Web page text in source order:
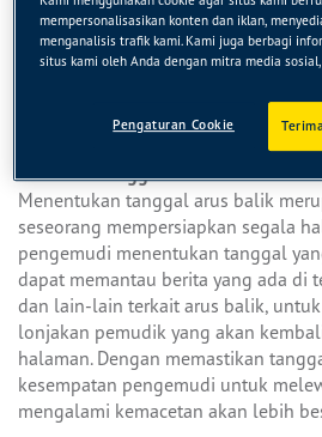
perjalanan. Ada beberapa makanan
meningkatkan dan menjaga
membuat konsentrasi otak tetap
daftar makanan yang dapat Anda
Tentukan Tanggal Arus Balik
Menentukan tanggal arus balik
seseorang mempersiapkan segala
pengemudi menentukan tanggal
dapat memantau berita yang ada di
dan lain-lain terkait arus balik,
lonjakan pemudik yang akan
halaman. Dengan memastikan
kesempatan pengemudi untuk
mengalami kemacetan akan lebih
mempersonalisasikan konten dan iklan,
menganalisis trafik kami. Kami juga berbagi
situs kami oleh Anda dengan mitra media
Pengaturan Cookie